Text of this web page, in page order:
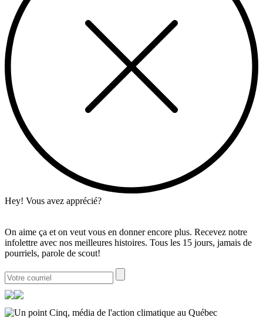
Hey! Vous avez apprécié?
On aime ça et on veut vous en donner encore plus. Recevez notre
infolettre avec nos meilleures histoires. Tous les 15 jours, jamais de
pourriels, parole de scout!